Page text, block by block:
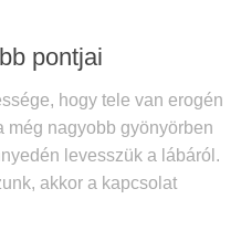
pontjai
hogy tele van erogén
még nagyobb gyönyörben
levesszük a lábáról.
akkor a kapcsolat